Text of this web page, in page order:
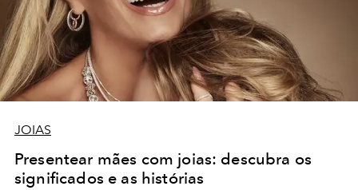
JOIAS
Presentear mães com joias: descubra os
significados e as histórias